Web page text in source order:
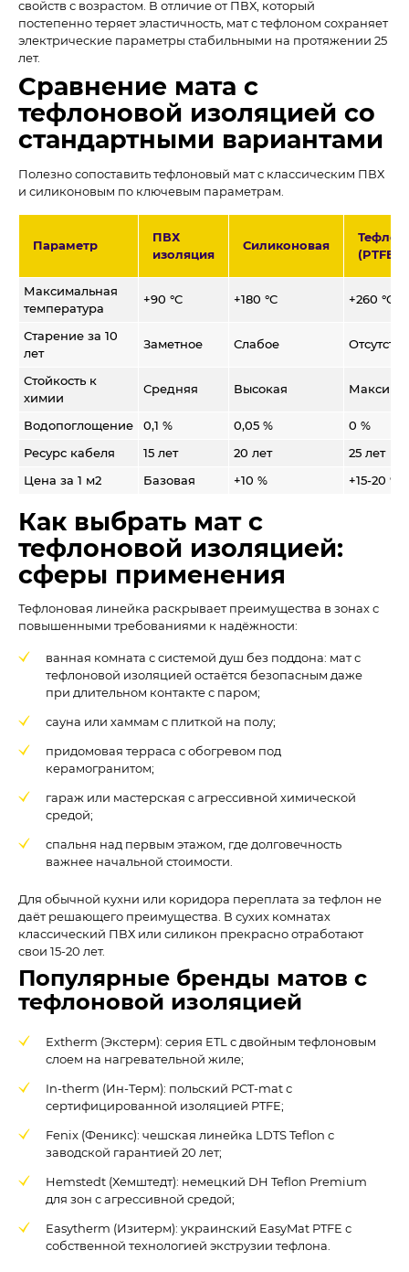
свойств с возрастом. В отличие от ПВХ, который
постепенно теряет эластичность, мат с тефлоном сохраняет
электрические параметры стабильными на протяжении 25
лет.
Сравнение мата с
тефлоновой изоляцией со
стандартными вариантами
Полезно сопоставить тефлоновый мат с классическим ПВХ
и силиконовым по ключевым параметрам.
Параметр
ПВХ
изоляция
Силиконовая
(PTFE)
Максимальная
температура
+90 °C +180 °C +260 °C
Старение за 10
лет
Заметное Слабое
Стойкость к
химии
Средняя Высокая
Водопоглощение 0,1 % 0,05 %
0 %
Ресурс кабеля
15 лет 20 лет
25 лет
Цена за 1 м2
Базовая +10 % +15-20 %
Как выбрать мат с
тефлоновой изоляцией:
сферы применения
Тефлоновая линейка раскрывает преимущества в зонах с
повышенными требованиями к надёжности:
ванная комната с системой душ без поддона: мат с
тефлоновой изоляцией остаётся безопасным даже
при длительном контакте с паром;
сауна или хаммам с плиткой на полу;
придомовая терраса с обогревом под
керамогранитом;
гараж или мастерская с агрессивной химической
средой;
спальня над первым этажом, где долговечность
важнее начальной стоимости.
Для обычной кухни или коридора переплата за тефлон не
даёт решающего преимущества. В сухих комнатах
классический ПВХ или силикон прекрасно отработают
свои 15-20 лет.
Популярные бренды матов с
тефлоновой изоляцией
Extherm (Экстерм): серия ETL с двойным тефлоновым
слоем на нагревательной жиле;
In-therm (Ин-Терм): польский PCT-mat с
сертифицированной изоляцией PTFE;
Fenix (Феникс): чешская линейка LDTS Teflon с
заводской гарантией 20 лет;
Hemstedt (Хемштедт): немецкий DH Teflon Premium
для зон с агрессивной средой;
Easytherm (Изитерм): украинский EasyMat PTFE с
собственной технологией экструзии тефлона.